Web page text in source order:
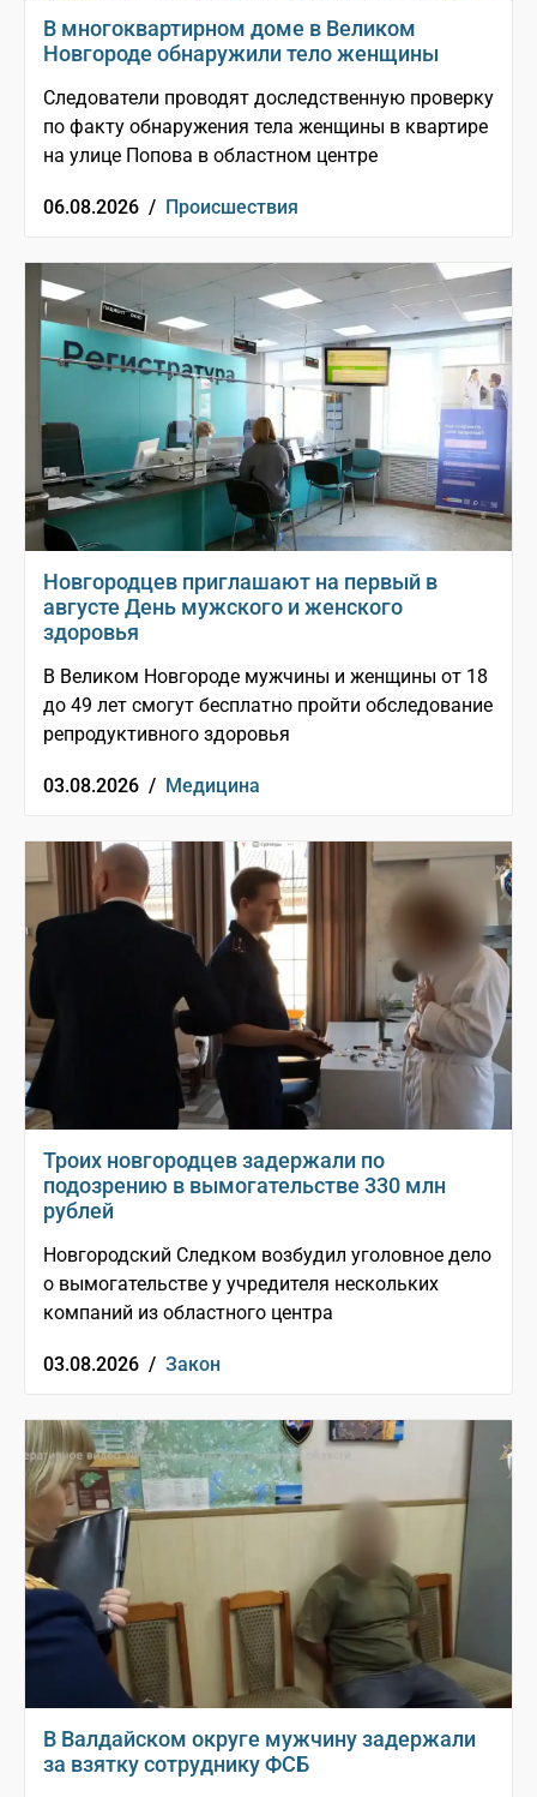
В многоквартирном доме в Великом
Новгороде обнаружили тело женщины
Следователи проводят доследственную проверку
по факту обнаружения тела женщины в квартире
на улице Попова в областном центре
06.08.2026 / Происшествия
Новгородцев приглашают на первый в
августе День мужского и женского
здоровья
В Великом Новгороде мужчины и женщины от 18
до 49 лет смогут бесплатно пройти обследование
репродуктивного здоровья
03.08.2026 / Медицина
Троих новгородцев задержали по
подозрению в вымогательстве 330 млн
рублей
Новгородский Следком возбудил уголовное дело
о вымогательстве у учредителя нескольких
компаний из областного центра
03.08.2026 / Закон
В Валдайском округе мужчину задержали
за взятку сотруднику ФСБ